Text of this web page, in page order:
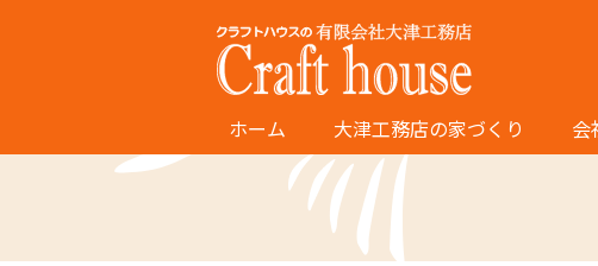
ホーム
大津工務店の家づくり 会